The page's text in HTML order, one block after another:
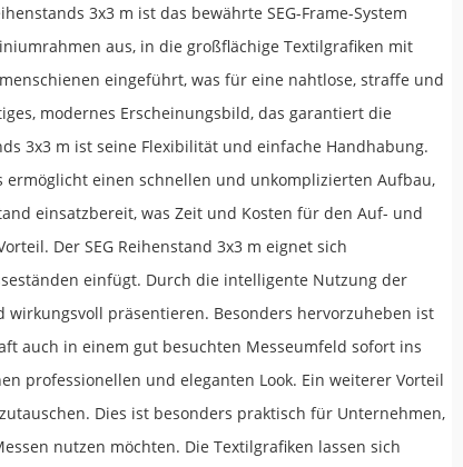
3x3 m ist das bewährte SEG-Frame-System
aus, in die großflächige Textilgrafiken mit
eingeführt, was für eine nahtlose, straffe und
modernes Erscheinungsbild, das garantiert die
3x3 m ist seine Flexibilität und einfache Handhabung.
einen schnellen und unkomplizierten Aufbau,
einsatzbereit, was Zeit und Kosten für den Auf- und
Der SEG Reihenstand 3x3 m eignet sich
einfügt. Durch die intelligente Nutzung der
präsentieren. Besonders hervorzuheben ist
auch in einem gut besuchten Messeumfeld sofort ins
professionellen und eleganten Look. Ein weiterer Vorteil
Dies ist besonders praktisch für Unternehmen,
nutzen möchten. Die Textilgrafiken lassen sich